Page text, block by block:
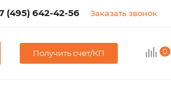
(495) 642-42-56 Заказать звонок
Получить счет/КП 0